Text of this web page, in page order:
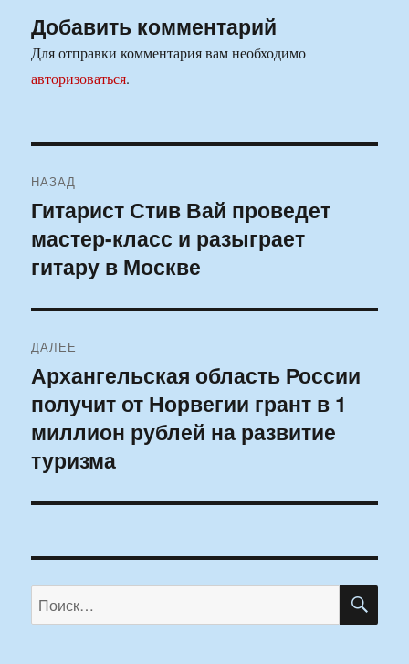
Добавить комментарий
Для отправки комментария вам необходимо
авторизоваться.
по
записям
НАЗАД
Предыдущая
запись:
Гитарист Стив Вай проведет
мастер-класс и разыграет
гитару в Москве
ДАЛЕЕ
Следующая
запись:
Архангельская область России
получит от Норвегии грант в 1
миллион рублей на развитие
туризма
Искать: